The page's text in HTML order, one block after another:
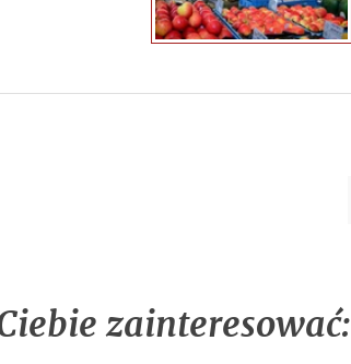
zainteresować: